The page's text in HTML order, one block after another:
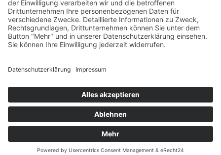
KIRCHNERDENKMAL FÜR DEN EV. PFARRER UND
GESCHICHTSSCHREIBER ANTON KIRCHNER 1779–1835 MIT
SPENDEN DER FRANKFURTER BÜRGER 1879 NACH DEM
ENTWURF DES BILDHAUERS HEINRICH PETRY ERRICHTET
Mehr zu Anton Kirchner:Frankfurter Personenlexikon Bio
Standort in Google-Maps anzeigen